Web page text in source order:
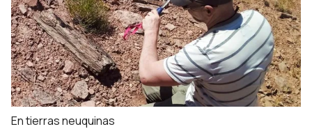
En tierras neuquinas